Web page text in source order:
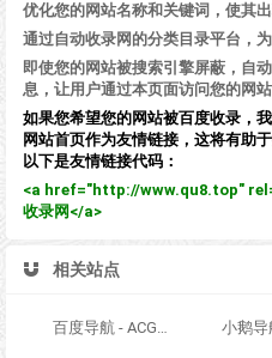
优化您的网站名称和关键词，使其
通过自动收录网的分类目录平台，
即使您的网站被搜索引擎屏蔽，自
息，让用户通过本页面访问您的网站
如果您希望您的网站被百度收录，
网站首页作为友情链接，这将有助
以下是友情链接代码：
<a href="http://www.qu8.top"
收录网</a>
相关站点
百度导航 - ACG萌次元丨ACG导航网丨二次元导航丨资源网导航丨福利网址导航 - BaiDu导航 小鹅导航-网站收录-自动